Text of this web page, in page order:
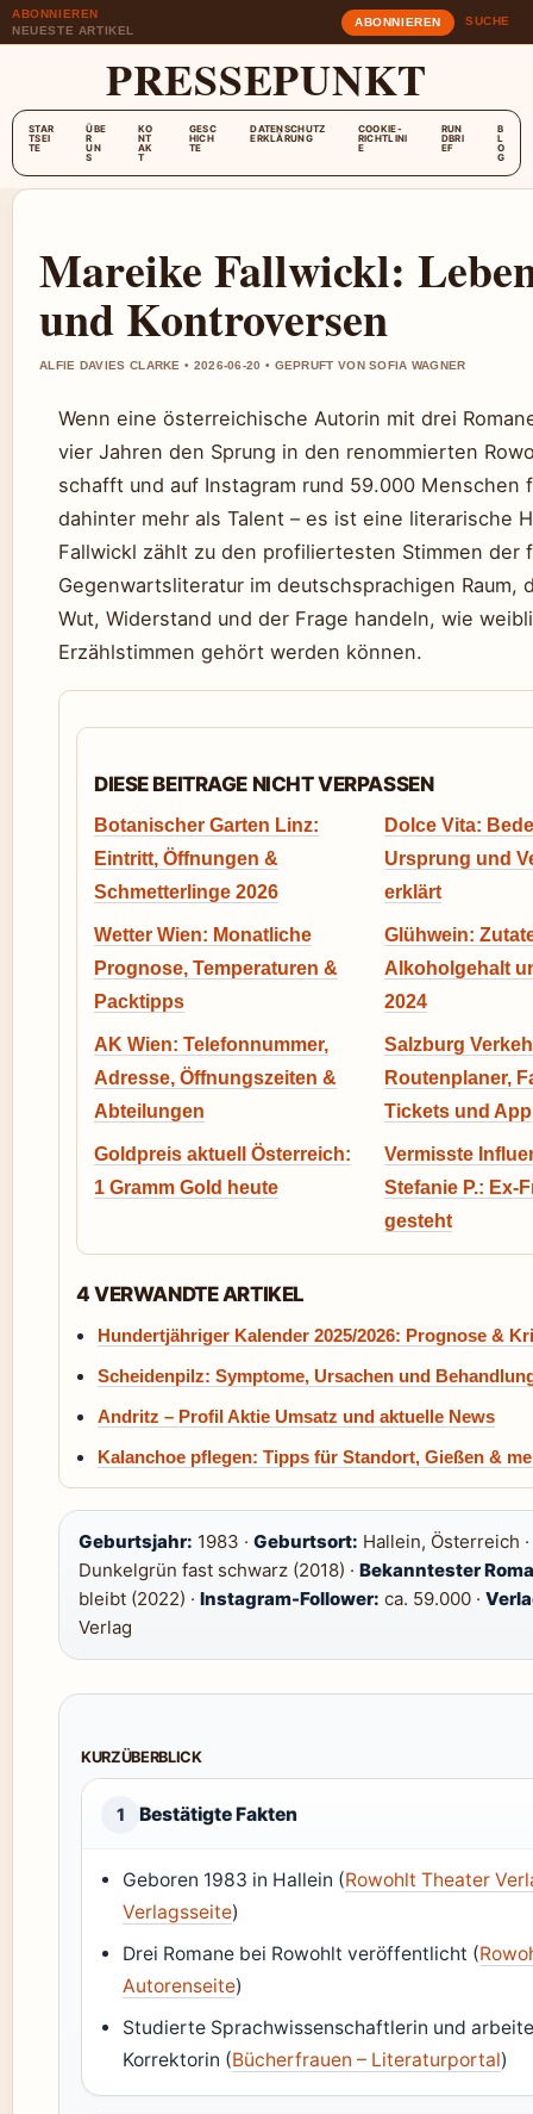
ABONNIEREN
NEUESTE ARTIKEL
ABONNIEREN SUCHE
PRESSEPUNKT
STAR
TSEI
TE
ÜBE
R
UN
S
KO
NT
AK
T
GESC
HICH
TE
DATENSCHUTZ
ERKLÄRUNG
COOKIE-
RICHTLINI
E
RUN
DBRI
EF
B
L
O
G
Mareike Fallwickl:
und Kontroversen
ALFIE DAVIES CLARKE • 2026-06-20 • GEPRUFT VON SOFIA WAGNER
Wenn eine österreichische Autorin mit drei
vier Jahren den Sprung in den renommierten
schafft und auf Instagram rund 59.000 Menschen
dahinter mehr als Talent – es ist eine literarische
Fallwickl zählt zu den profiliertesten Stimmen der
Gegenwartsliteratur im deutschsprachigen Raum,
Wut, Widerstand und der Frage handeln, wie
Erzählstimmen gehört werden können.
DIESE BEITRAGE NICHT VERPASSEN
Botanischer Garten Linz:
Eintritt, Öffnungen &
Schmetterlinge 2026
Dolce Vita:
Ursprung und
erklärt
Wetter Wien: Monatliche
Prognose, Temperaturen &
Packtipps
Glühwein:
Alkoholgehalt
2024
AK Wien: Telefonnummer,
Adresse, Öffnungszeiten &
Abteilungen
Salzburg
Routenplaner,
Tickets und App
Goldpreis aktuell Österreich:
1 Gramm Gold heute
Vermisste
Stefanie P.: Ex-
gesteht
4 VERWANDTE ARTIKEL
Hundertjähriger Kalender 2025/2026: Prognose &
Scheidenpilz: Symptome, Ursachen und
Andritz – Profil Aktie Umsatz und aktuelle News
Kalanchoe pflegen: Tipps für Standort, Gießen &
Geburtsjahr: 1983 · Geburtsort: Hallein, Österreich ·
Dunkelgrün fast schwarz (2018) · Bekanntester
bleibt (2022) · Instagram-Follower: ca. 59.000 ·
Verlag
KURZÜBERBLICK
1 Bestätigte Fakten
Geboren 1983 in Hallein (Rowohlt Theater
Verlagsseite)
Drei Romane bei Rowohlt veröffentlicht (
Autorenseite)
Studierte Sprachwissenschaftlerin und
Korrektorin (Bücherfrauen – Literaturportal)